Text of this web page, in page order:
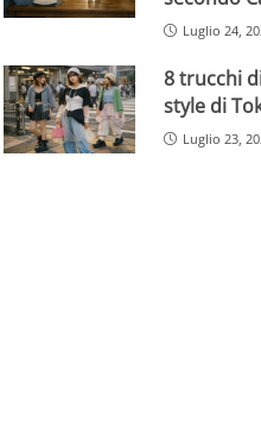
Luglio 24,
8 trucchi
style di
Luglio 23,